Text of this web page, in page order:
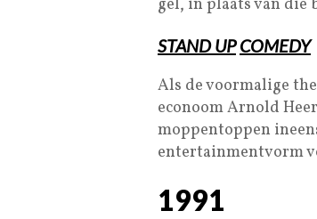
gel, in plaats van
STAND UP COMEDY
Als de voormalige
econoom Arnold
moppentoppen
entertainmentvorm
1991